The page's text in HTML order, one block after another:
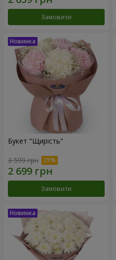
Замовити
Букет "Щирість"
3 599 грн
Замовити